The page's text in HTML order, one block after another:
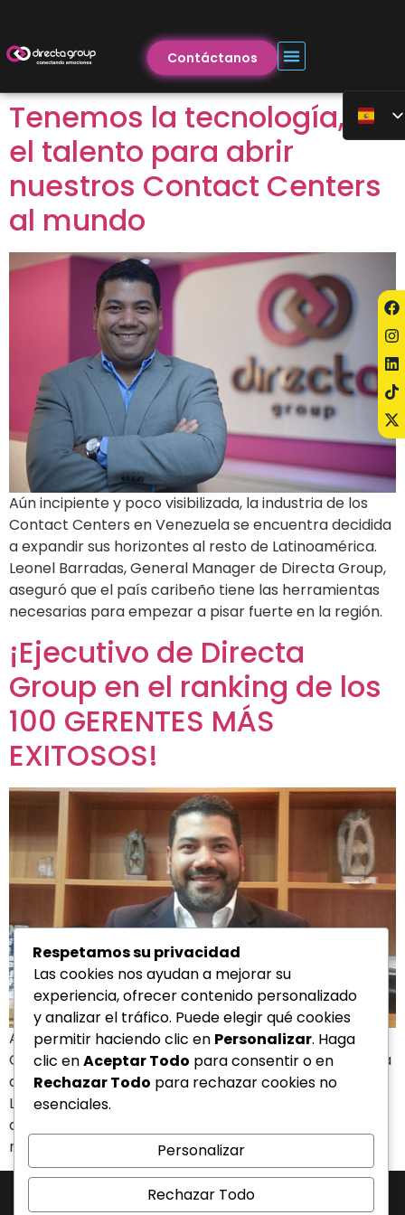
Contáctanos
Tenemos la tecnología, y
el talento para abrir
nuestros Contact Centers
al mundo
Aún incipiente y poco visibilizada, la industria de los
Contact Centers en Venezuela se encuentra decidida
a expandir sus horizontes al resto de Latinoamérica.
Leonel Barradas, General Manager de Directa Group,
aseguró que el país caribeño tiene las herramientas
necesarias para empezar a pisar fuerte en la región.
¡Ejecutivo de Directa
Group en el ranking de los
100 GERENTES MÁS
EXITOSOS!
Aún incipiente y poco visibilizada, la industria de los
Contact Centers en Venezuela se encuentra decidida
a expandir sus horizontes al resto de Latinoamérica.
Leonel Barradas, General Manager de Directa Group,
aseguró que el país caribeño tiene las herramientas
necesarias para empezar a pisar fuerte en la región.
Respetamos su privacidad
Las cookies nos ayudan a mejorar su
experiencia, ofrecer contenido personalizado
y analizar el tráfico. Puede elegir qué cookies
permitir haciendo clic en Personalizar. Haga
clic enAceptar Todo para consentir o en
Rechazar Todo para rechazar cookies no
esenciales.
Personalizar
Rechazar Todo